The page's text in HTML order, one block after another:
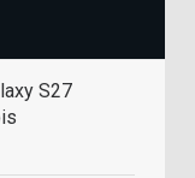
S27